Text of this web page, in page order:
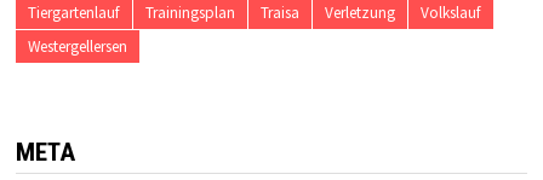
Tiergartenlauf
Trainingsplan Traisa Verletzung
Volkslauf
Westergellersen
META